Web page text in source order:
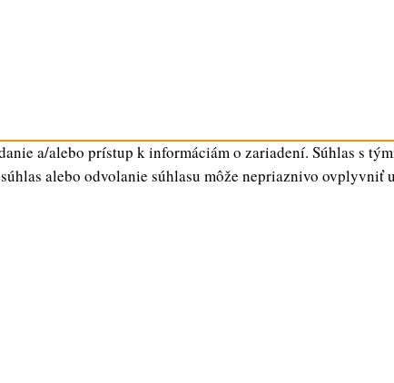
a/alebo prístup k informáciám o zariadení. Súhlas s
alebo odvolanie súhlasu môže nepriaznivo ovplyvniť